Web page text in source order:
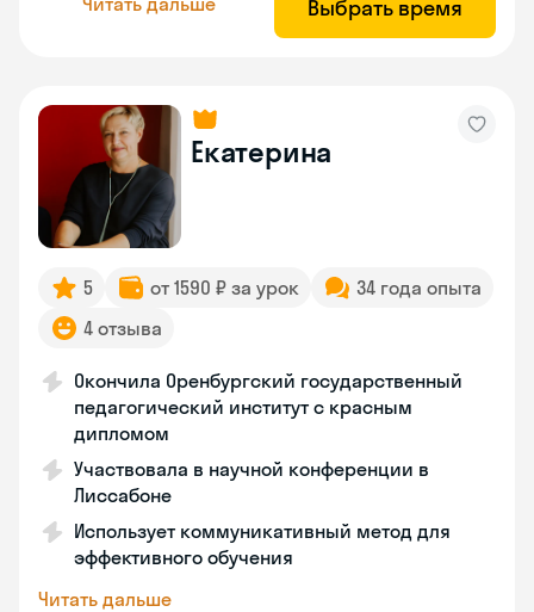
Выбрать время
Екатерина
5 от 1590 ₽ за урок
34 года опыта
4 отзыва
Окончила Оренбургский государственный
педагогический институт с красным
дипломом
Участвовала в научной конференции в
Лиссабоне
Использует коммуникативный метод для
эффективного обучения
Читать дальше